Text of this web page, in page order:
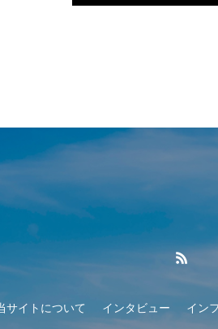
サイトについて インタビュー イン